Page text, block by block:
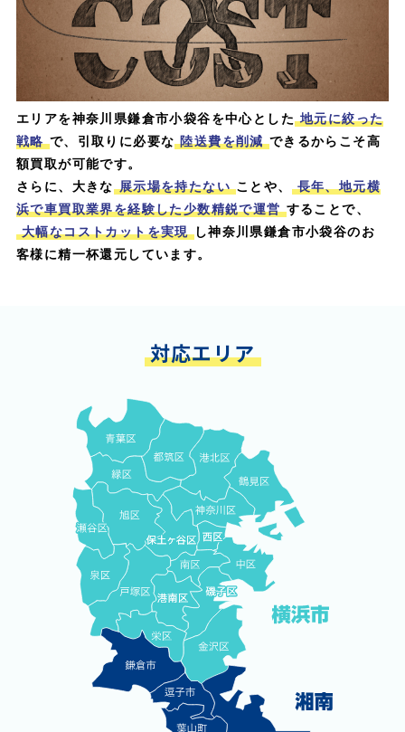
エリアを神奈川県鎌倉市小袋谷を中心とした 地元に絞った
戦略 で、引取りに必要な 陸送費を削減 できるからこそ高
額買取が可能です。
さらに、大きな 展示場を持たない ことや、
長年、地元横
浜で車買取業界を経験した少数精鋭で運営 することで、
大幅なコストカットを実現 し神奈川県鎌倉市小袋谷のお
客様に精一杯還元しています。
対応エリア